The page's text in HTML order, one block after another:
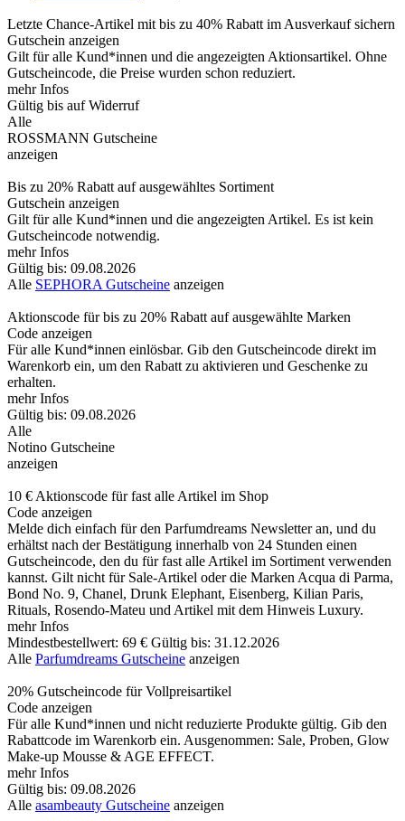
Letzte Chance-Artikel mit bis zu 40% Rabatt im Ausverkauf sichern
Gutschein anzeigen
Gilt für alle Kund*innen und die angezeigten Aktionsartikel. Ohne
Gutscheincode, die Preise wurden schon reduziert.
mehr Infos
Gültig bis auf Widerruf
Alle
ROSSMANN Gutscheine
anzeigen
Bis zu 20% Rabatt auf ausgewähltes Sortiment
Gutschein anzeigen
Gilt für alle Kund*innen und die angezeigten Artikel. Es ist kein
Gutscheincode notwendig.
mehr Infos
Gültig bis: 09.08.2026
Alle SEPHORA Gutscheine anzeigen
Aktionscode für bis zu 20% Rabatt auf ausgewählte Marken
Code anzeigen
Für alle Kund*innen einlösbar. Gib den Gutscheincode direkt im
Warenkorb ein, um den Rabatt zu aktivieren und Geschenke zu
erhalten.
mehr Infos
Gültig bis: 09.08.2026
Alle
Notino Gutscheine
anzeigen
10 € Aktionscode für fast alle Artikel im Shop
Code anzeigen
Melde dich einfach für den Parfumdreams Newsletter an, und du
erhältst nach der Bestätigung innerhalb von 24 Stunden einen
Gutscheincode, den du für fast alle Artikel im Sortiment verwenden
kannst. Gilt nicht für Sale-Artikel oder die Marken Acqua di Parma,
Bond No. 9, Chanel, Drunk Elephant, Eisenberg, Kilian Paris,
Rituals, Rosendo-Mateu und Artikel mit dem Hinweis Luxury.
mehr Infos
Mindestbestellwert: 69 € Gültig bis: 31.12.2026
Alle Parfumdreams Gutscheine anzeigen
20% Gutscheincode für Vollpreisartikel
Code anzeigen
Für alle Kund*innen und nicht reduzierte Produkte gültig. Gib den
Rabattcode im Warenkorb ein. Ausgenommen: Sale, Proben, Glow
Make-up Mousse & AGE EFFECT.
mehr Infos
Gültig bis: 09.08.2026
Alle asambeauty Gutscheine anzeigen